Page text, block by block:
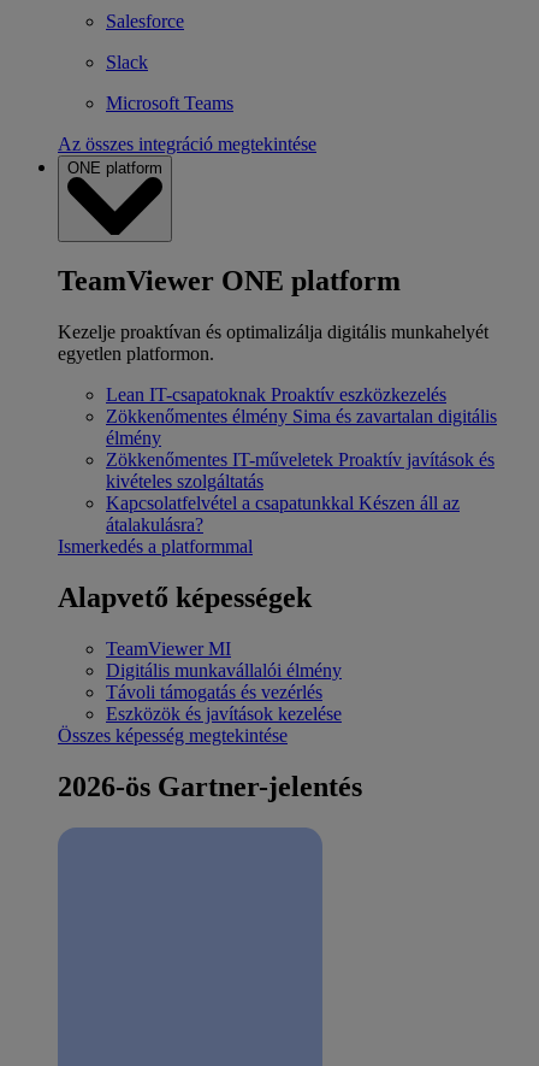
Salesforce
Slack
Microsoft Teams
Az összes integráció megtekintése
ONE platform
TeamViewer ONE platform
Kezelje proaktívan és optimalizálja digitális munkahelyét
egyetlen platformon.
Lean IT-csapatoknak Proaktív eszközkezelés
Zökkenőmentes élmény Sima és zavartalan digitális
élmény
Zökkenőmentes IT-műveletek Proaktív javítások és
kivételes szolgáltatás
Kapcsolatfelvétel a csapatunkkal Készen áll az
átalakulásra?
Ismerkedés a platformmal
Alapvető képességek
TeamViewer MI
Digitális munkavállalói élmény
Távoli támogatás és vezérlés
Eszközök és javítások kezelése
Összes képesség megtekintése
2026-ös Gartner-jelentés